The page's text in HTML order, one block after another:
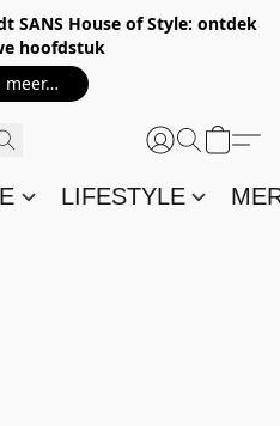
SANS House of Style: ontdek
hoofdstuk
meer…
LIFESTYLE